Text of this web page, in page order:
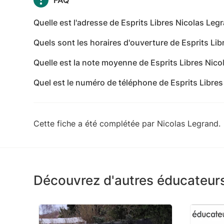
Quelle est l'adresse de Esprits Libres Nicolas
89500 Égriselles-le-Bocage - Yonne
Quels sont les horaires d'ouverture de Esprits
mardi: 09:00-19:00 - mercredi: 09:00-19:00 -
09:00-19:00 - dimanche: 09:00-19:00
Quelle est la note moyenne de Esprits Libres
Quel est le numéro de téléphone de Esprits
Cette fiche a été complétée par Nicolas Legrand.
Découvrez d'autres